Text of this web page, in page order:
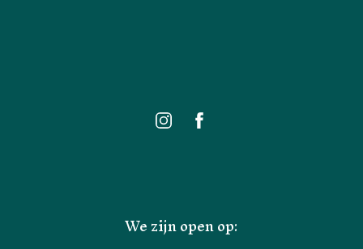
We zijn open op: